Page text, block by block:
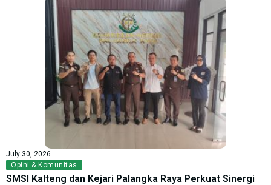
July 30, 2026
Opini & Komunitas
SMSI Kalteng dan Kejari Palangka Raya Perkuat Sinergi